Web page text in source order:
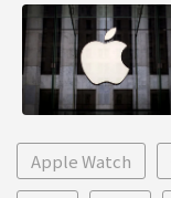
Apple Watch